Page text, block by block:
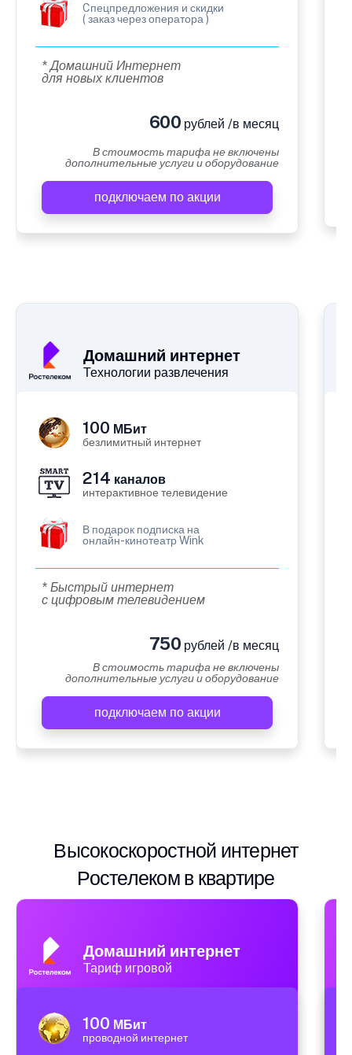
Cпецпредложения и скидки
( заказ через оператора )
* Домашний Интернет
для новых клиентов
600 рублей /в месяц
В стоимость тарифа не включены
дополнительные услуги и оборудование
подключаем по акции
Домашний интернет
Технологии развлечения
100 МБит
безлимитный интернет
214 каналов
интерактивное телевидение
В подарок подписка на
онлайн-кинотеатр Wink
* Быстрый интернет
с цифровым телевидением
750 рублей /в месяц
В стоимость тарифа не включены
дополнительные услуги и оборудование
подключаем по акции
Высокоскоростной интернет
Ростелеком в квартире
Домашний интернет
Тариф игровой
100 МБит
проводной интернет